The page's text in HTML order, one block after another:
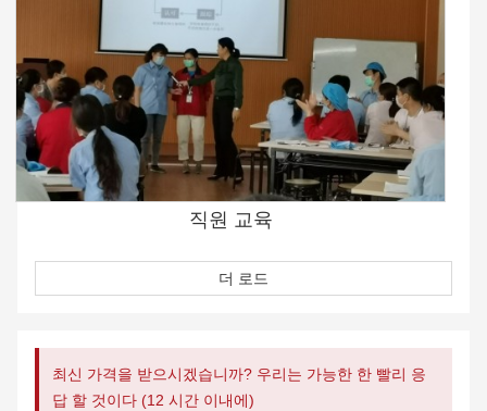
직원 교육
더 로드
최신 가격을 받으시겠습니까? 우리는 가능한 한 빨리 응
답 할 것이다 (12 시간 이내에)